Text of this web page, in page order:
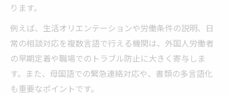
ります。
例えば、生活オリエンテーションや労働条件の説明、日
常の相談対応を複数言語で行える機関は、外国人労働者
の早期定着や職場でのトラブル防止に大きく寄与しま
す。また、母国語での緊急連絡対応や、書類の多言語化
も重要なポイントです。